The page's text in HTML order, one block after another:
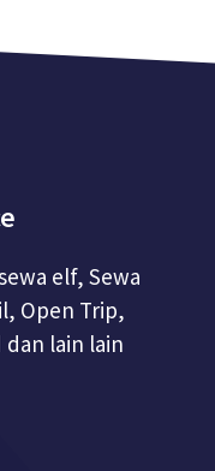
elf, Sewa
Open Trip,
lain lain